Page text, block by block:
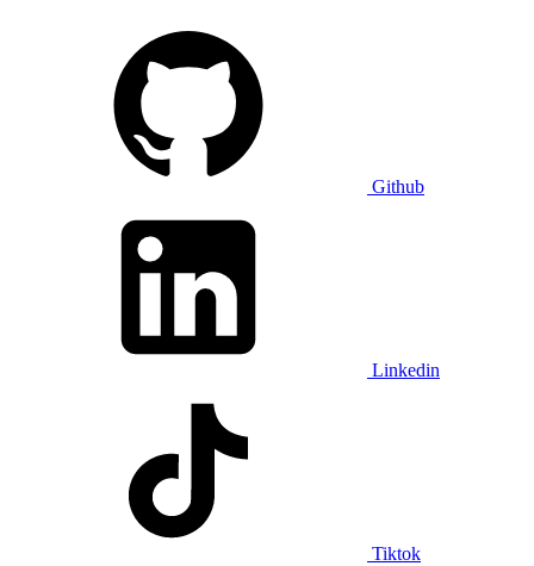
Github
Linkedin
Tiktok